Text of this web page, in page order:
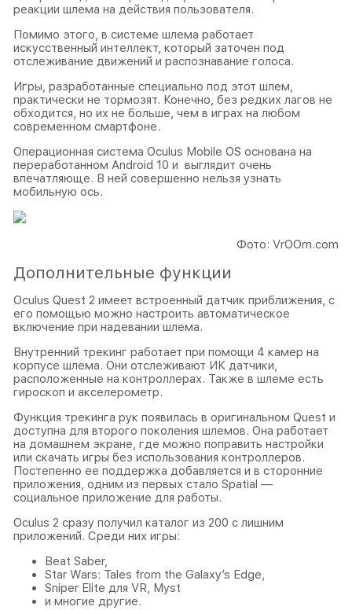
реакции шлема на действия пользователя.
Помимо этого, в системе шлема работает
искусственный интеллект, который заточен под
отслеживание движений и распознавание голоса.
Игры, разработанные специально под этот шлем,
практически не тормозят. Конечно, без редких лагов не
обходится, но их не больше, чем в играх на любом
современном смартфоне.
Операционная система Oculus Mobile OS основана на
переработанном Android 10 и выглядит очень
впечатляюще. В ней совершенно нельзя узнать
мобильную ось.
Фото: VrOOm.com
Дополнительные функции
Oculus Quest 2 имеет встроенный датчик приближения, с
его помощью можно настроить автоматическое
включение при надевании шлема.
Внутренний трекинг работает при помощи 4 камер на
корпусе шлема. Они отслеживают ИК датчики,
расположенные на контроллерах. Также в шлеме есть
гироскоп и акселерометр.
Функция трекинга рук появилась в оригинальном Quest и
доступна для второго поколения шлемов. Она работает
на домашнем экране, где можно поправить настройки
или скачать игры без использования контроллеров.
Постепенно ее поддержка добавляется и в сторонние
приложения, одним из первых стало Spatial —
социальное приложение для работы.
Oculus 2 сразу получил каталог из 200 с лишним
приложений. Среди них игры:
Beat Saber,
Star Wars: Tales from the Galaxy’s Edge,
Sniper Elite для VR, Myst
и многие другие.